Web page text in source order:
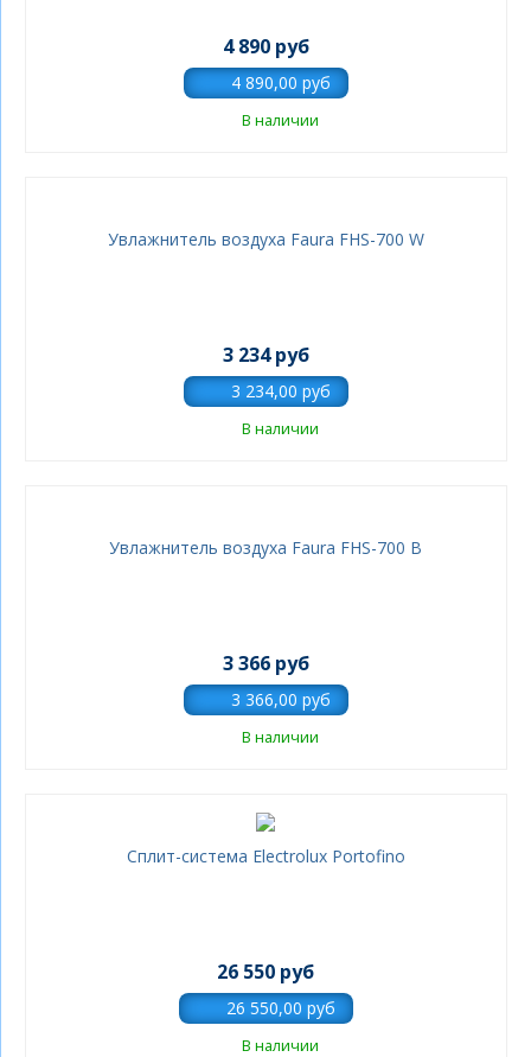
4 890 руб
В наличии
Увлажнитель воздуха Faura FHS-700 W
3 234 руб
В наличии
Увлажнитель воздуха Faura FHS-700 B
3 366 руб
В наличии
Сплит-система Electrolux Portofino
26 550 руб
В наличии